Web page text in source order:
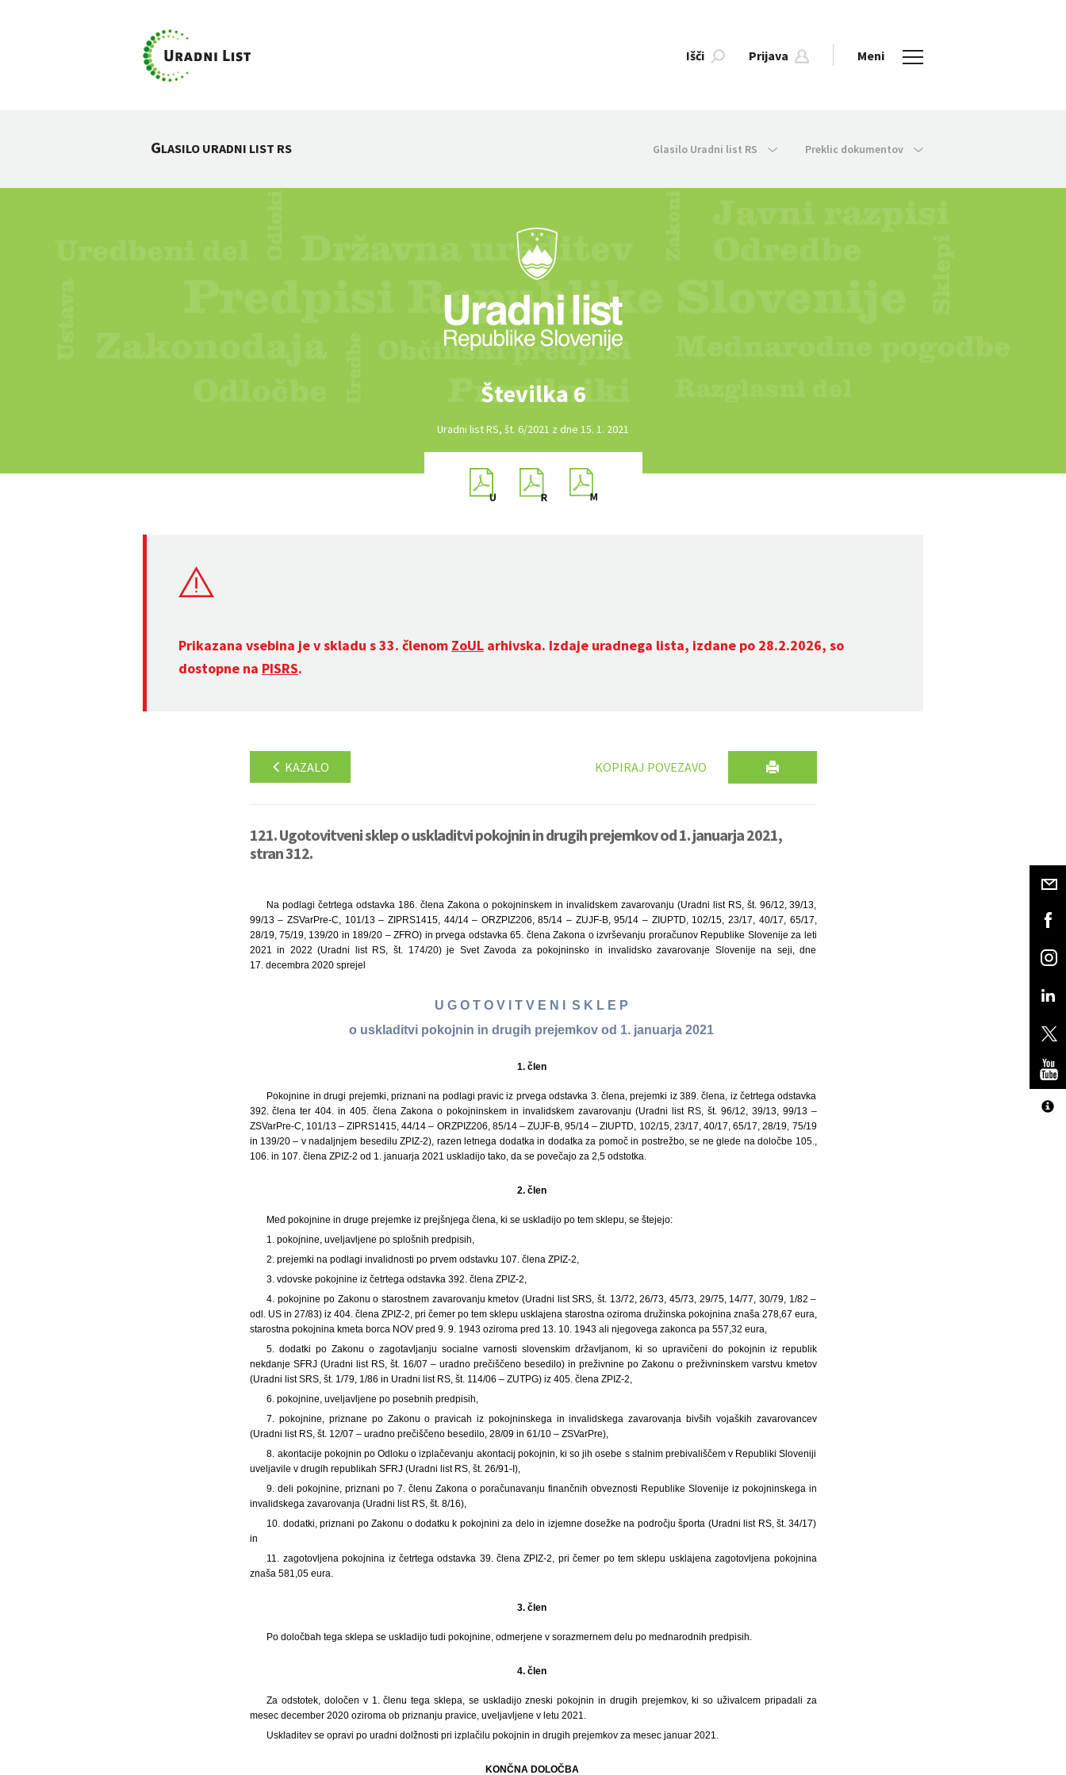
Išči Prijava Meni
GLASILO URADNI LIST RS Glasilo Uradni list RS Preklic dokumentov
Številka 6
Uradni list RS, št. 6/2021 z dne 15. 1. 2021
Prikazana vsebina je v skladu s 33. členom ZoUL arhivska. Izdaje uradnega lista, izdane po 28.2.2026, so
dostopne na PISRS.
KAZALO KOPIRAJ POVEZAVO
121. Ugotovitveni sklep o uskladitvi pokojnin in drugih prejemkov od 1. januarja 2021,
stran 312.
Na podlagi četrtega odstavka 186. člena Zakona o pokojninskem in invalidskem zavarovanju (Uradni list RS, št. 96/12, 39/13,
99/13 – ZSVarPre-C, 101/13 – ZIPRS1415, 44/14 – ORZPIZ206, 85/14 – ZUJF-B, 95/14 – ZIUPTD, 102/15, 23/17, 40/17, 65/17,
28/19, 75/19, 139/20 in 189/20 – ZFRO) in prvega odstavka 65. člena Zakona o izvrševanju proračunov Republike Slovenije za leti
2021 in 2022 (Uradni list RS, št. 174/20) je Svet Zavoda za pokojninsko in invalidsko zavarovanje Slovenije na seji, dne
17. decembra 2020 sprejel
U G O T O V I T V E N I S K L E P
o uskladitvi pokojnin in drugih prejemkov od 1. januarja 2021
1. člen
Pokojnine in drugi prejemki, priznani na podlagi pravic iz prvega odstavka 3. člena, prejemki iz 389. člena, iz četrtega odstavka
392. člena ter 404. in 405. člena Zakona o pokojninskem in invalidskem zavarovanju (Uradni list RS, št. 96/12, 39/13, 99/13 –
ZSVarPre-C, 101/13 – ZIPRS1415, 44/14 – ORZPIZ206, 85/14 – ZUJF-B, 95/14 – ZIUPTD, 102/15, 23/17, 40/17, 65/17, 28/19, 75/19
in 139/20 – v nadaljnjem besedilu ZPIZ-2), razen letnega dodatka in dodatka za pomoč in postrežbo, se ne glede na določbe 105.,
106. in 107. člena ZPIZ-2 od 1. januarja 2021 uskladijo tako, da se povečajo za 2,5 odstotka.
2. člen
Med pokojnine in druge prejemke iz prejšnjega člena, ki se uskladijo po tem sklepu, se štejejo:
1. pokojnine, uveljavljene po splošnih predpisih,
2. prejemki na podlagi invalidnosti po prvem odstavku 107. člena ZPIZ-2,
3. vdovske pokojnine iz četrtega odstavka 392. člena ZPIZ-2,
4. pokojnine po Zakonu o starostnem zavarovanju kmetov (Uradni list SRS, št. 13/72, 26/73, 45/73, 29/75, 14/77, 30/79, 1/82 –
odl. US in 27/83) iz 404. člena ZPIZ-2, pri čemer po tem sklepu usklajena starostna oziroma družinska pokojnina znaša 278,67 eura,
starostna pokojnina kmeta borca NOV pred 9. 9. 1943 oziroma pred 13. 10. 1943 ali njegovega zakonca pa 557,32 eura,
5. dodatki po Zakonu o zagotavljanju socialne varnosti slovenskim državljanom, ki so upravičeni do pokojnin iz republik
nekdanje SFRJ (Uradni list RS, št. 16/07 – uradno prečiščeno besedilo) in preživnine po Zakonu o preživninskem varstvu kmetov
(Uradni list SRS, št. 1/79, 1/86 in Uradni list RS, št. 114/06 – ZUTPG) iz 405. člena ZPIZ-2,
6. pokojnine, uveljavljene po posebnih predpisih,
7. pokojnine, priznane po Zakonu o pravicah iz pokojninskega in invalidskega zavarovanja bivših vojaških zavarovancev
(Uradni list RS, št. 12/07 – uradno prečiščeno besedilo, 28/09 in 61/10 – ZSVarPre),
8. akontacije pokojnin po Odloku o izplačevanju akontacij pokojnin, ki so jih osebe s stalnim prebivališčem v Republiki Sloveniji
uveljavile v drugih republikah SFRJ (Uradni list RS, št. 26/91-I),
9. deli pokojnine, priznani po 7. členu Zakona o poračunavanju finančnih obveznosti Republike Slovenije iz pokojninskega in
invalidskega zavarovanja (Uradni list RS, št. 8/16),
10. dodatki, priznani po Zakonu o dodatku k pokojnini za delo in izjemne dosežke na področju športa (Uradni list RS, št. 34/17)
in
11. zagotovljena pokojnina iz četrtega odstavka 39. člena ZPIZ-2, pri čemer po tem sklepu usklajena zagotovljena pokojnina
znaša 581,05 eura.
3. člen
Po določbah tega sklepa se uskladijo tudi pokojnine, odmerjene v sorazmernem delu po mednarodnih predpisih.
4. člen
Za odstotek, določen v 1. členu tega sklepa, se uskladijo zneski pokojnin in drugih prejemkov, ki so uživalcem pripadali za
mesec december 2020 oziroma ob priznanju pravice, uveljavljene v letu 2021.
Uskladitev se opravi po uradni dolžnosti pri izplačilu pokojnin in drugih prejemkov za mesec januar 2021.
KONČNA DOLOČBA